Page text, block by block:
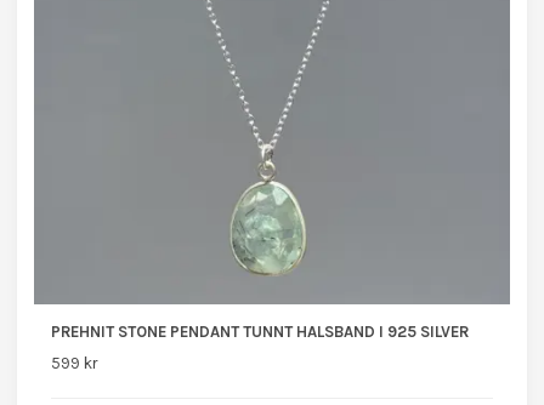
PREHNIT STONE PENDANT TUNNT HALSBAND I 925 SILVER
599 kr